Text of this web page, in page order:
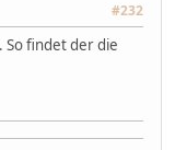
#232
So findet der die